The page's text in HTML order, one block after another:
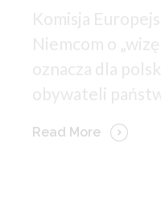
Komisja
Niemcom o
oznacza dla
obywateli
Read More